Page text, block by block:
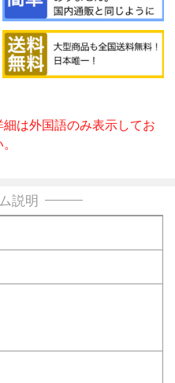
は外国語のみ表示してお
説明